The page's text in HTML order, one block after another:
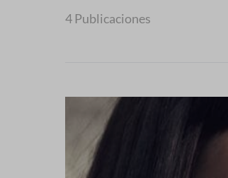
4 Publicaciones